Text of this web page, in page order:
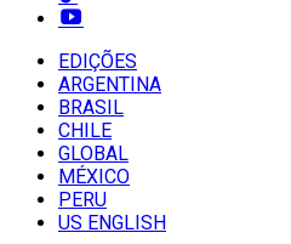
EDIÇÕES
ARGENTINA
BRASIL
CHILE
GLOBAL
MÉXICO
PERU
US ENGLISH